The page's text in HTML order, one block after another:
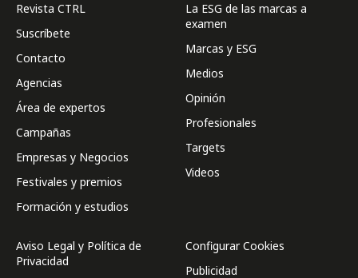
Revista CTRL
Suscríbete
Contacto
Agencias
Área de expertos
Campañas
Empresas y Negocios
Festivales y premios
Formación y estudios
La ESG de las marcas a
examen
Marcas y ESG
Medios
Opinión
Profesionales
Targets
Videos
Aviso Legal y Política de
Privacidad
Configurar Cookies
Publicidad